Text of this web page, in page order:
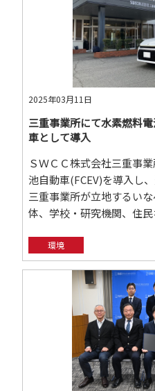
2025年03月11日
三重事業所にて水素燃料
車として導入
ＳＷＣＣ株式会社三重事
池自動車(FCEV)を導入し
三重事業所が立地するい
体、学校・研究機関、住
環境